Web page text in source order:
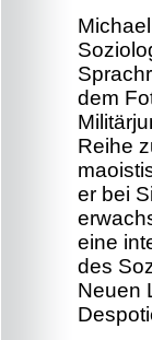
dem
Reihe
er bei
eine
des
Neuen